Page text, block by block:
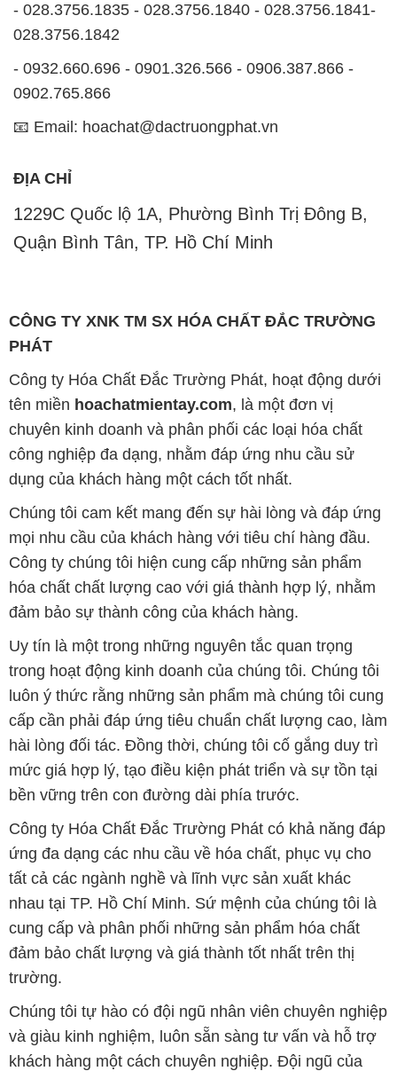
- 028.3756.1835 - 028.3756.1840 - 028.3756.1841-
028.3756.1842
- 0932.660.696 - 0901.326.566 - 0906.387.866 -
0902.765.866
📧 Email: hoachat@dactruongphat.vn
ĐỊA CHỈ
1229C Quốc lộ 1A, Phường Bình Trị Đông B,
Quận Bình Tân, TP. Hồ Chí Minh
CÔNG TY XNK TM SX HÓA CHẤT ĐẮC TRƯỜNG
PHÁT
Công ty Hóa Chất Đắc Trường Phát, hoạt động dưới
tên miền hoachatmientay.com, là một đơn vị
chuyên kinh doanh và phân phối các loại hóa chất
công nghiệp đa dạng, nhằm đáp ứng nhu cầu sử
dụng của khách hàng một cách tốt nhất.
Chúng tôi cam kết mang đến sự hài lòng và đáp ứng
mọi nhu cầu của khách hàng với tiêu chí hàng đầu.
Công ty chúng tôi hiện cung cấp những sản phẩm
hóa chất chất lượng cao với giá thành hợp lý, nhằm
đảm bảo sự thành công của khách hàng.
Uy tín là một trong những nguyên tắc quan trọng
trong hoạt động kinh doanh của chúng tôi. Chúng tôi
luôn ý thức rằng những sản phẩm mà chúng tôi cung
cấp cần phải đáp ứng tiêu chuẩn chất lượng cao, làm
hài lòng đối tác. Đồng thời, chúng tôi cố gắng duy trì
mức giá hợp lý, tạo điều kiện phát triển và sự tồn tại
bền vững trên con đường dài phía trước.
Công ty Hóa Chất Đắc Trường Phát có khả năng đáp
ứng đa dạng các nhu cầu về hóa chất, phục vụ cho
tất cả các ngành nghề và lĩnh vực sản xuất khác
nhau tại TP. Hồ Chí Minh. Sứ mệnh của chúng tôi là
cung cấp và phân phối những sản phẩm hóa chất
đảm bảo chất lượng và giá thành tốt nhất trên thị
trường.
Chúng tôi tự hào có đội ngũ nhân viên chuyên nghiệp
và giàu kinh nghiệm, luôn sẵn sàng tư vấn và hỗ trợ
khách hàng một cách chuyên nghiệp. Đội ngũ của